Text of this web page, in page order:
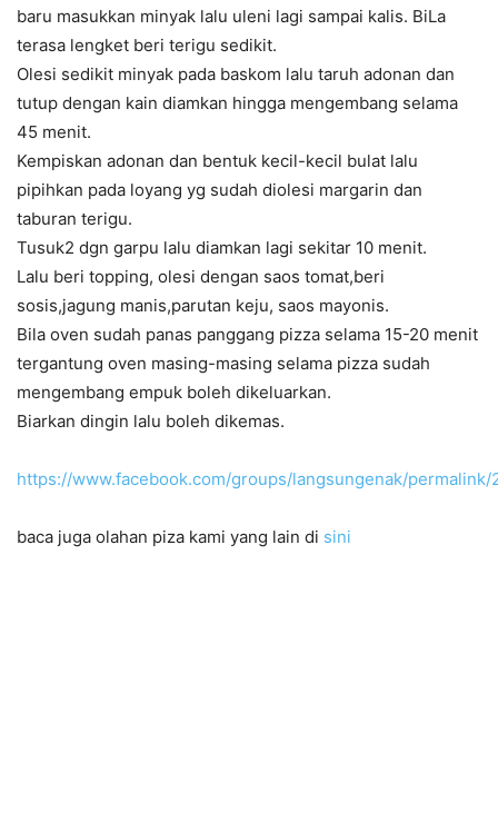
baru masukkan minyak lalu uleni lagi sampai kalis. BiLa
terasa lengket beri terigu sedikit.
Olesi sedikit minyak pada baskom lalu taruh adonan dan
tutup dengan kain diamkan hingga mengembang selama
45 menit.
Kempiskan adonan dan bentuk kecil-kecil bulat lalu
pipihkan pada loyang yg sudah diolesi margarin dan
taburan terigu.
Tusuk2 dgn garpu lalu diamkan lagi sekitar 10 menit.
Lalu beri topping, olesi dengan saos tomat,beri
sosis,jagung manis,parutan keju, saos mayonis.
Bila oven sudah panas panggang pizza selama 15-20 menit
tergantung oven masing-masing selama pizza sudah
mengembang empuk boleh dikeluarkan.
Biarkan dingin lalu boleh dikemas.
https://www.facebook.com/groups/langsungenak/
baca juga olahan piza kami yang lain di sini